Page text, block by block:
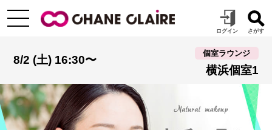
8/2 (土) 16:30〜
個室ラウンジ
横浜個室1